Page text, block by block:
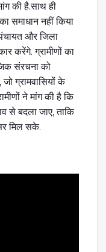
की है.साथ ही
समाधान नहीं किया
और जिला
करेंगे. ग्रामीणों का
संरचना को
ग्रामवासियों के
ने मांग की है कि
से बदला जाए, ताकि
मिल सके.